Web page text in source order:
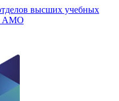
высших учебных
- АМО